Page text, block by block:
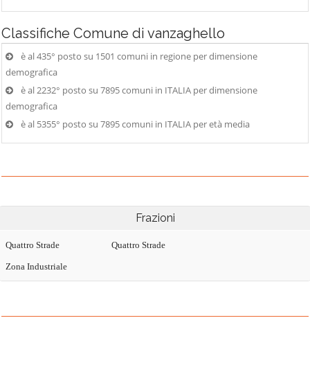
Classifiche Comune di vanzaghello
è al 435° posto su 1501 comuni in regione per dimensione
demografica
è al 2232° posto su 7895 comuni in ITALIA per dimensione
demografica
è al 5355° posto su 7895 comuni in ITALIA per età media
Frazioni
Quattro Strade Quattro Strade
Zona Industriale